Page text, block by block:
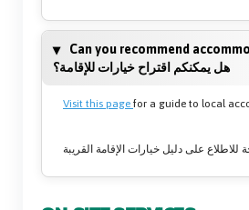
Can you recommend
هل يمكنكم اقتراح خيارات للإقامة؟
Visit this page for a guide to local